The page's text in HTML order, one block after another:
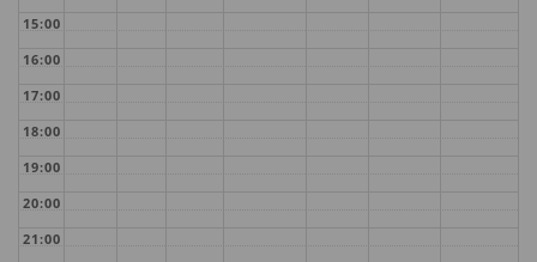
15:00
16:00
17:00
18:00
19:00
20:00
21:00